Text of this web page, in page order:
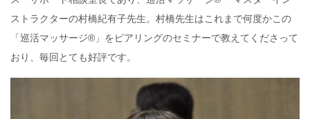
ストラクターの村橋紀有子先生。村橋先生はこれまで何度かこの
「巡活マッサージ®」をピアリングのセミナーで教えてくださって
おり、毎回とても好評です。